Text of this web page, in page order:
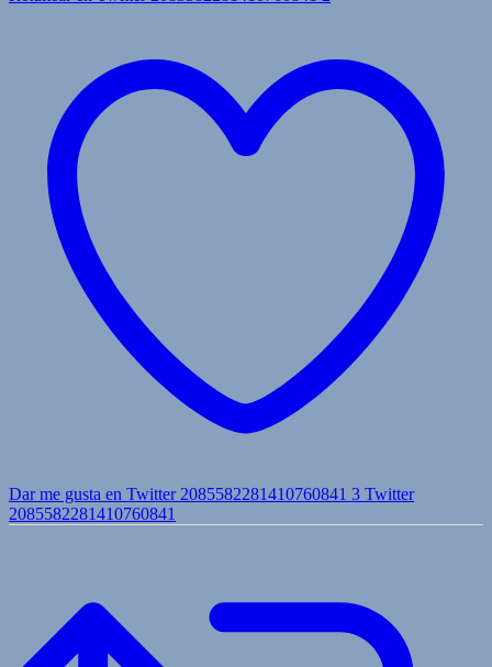
Dar me gusta en Twitter 2085582281410760841 3 Twitter
2085582281410760841